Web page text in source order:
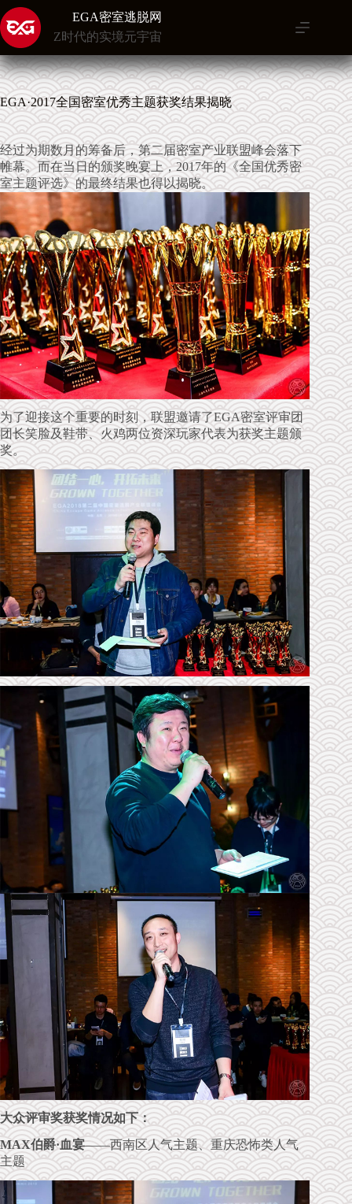
跳
至
内
容
EGA密室逃脱网
Z时代的实境元宇宙
EGA·2017全国密室优秀主题获奖结果揭晓
经过为期数月的筹备后，第二届密室产业联盟峰会落下
帷幕。而在当日的颁奖晚宴上，2017年的《全国优秀密
室主题评选》的最终结果也得以揭晓。
为了迎接这个重要的时刻，联盟邀请了EGA密室评审团
团长笑脸及鞋带、火鸡两位资深玩家代表为获奖主题颁
奖。
大众评审奖获奖情况如下：
MAX伯爵·血宴——西南区人气主题、重庆恐怖类人气
主题